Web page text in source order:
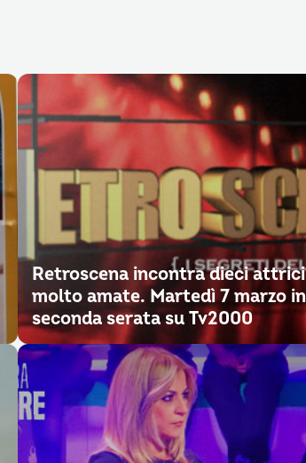
Retroscena incontra dieci attrici
molto amate. Martedì 7 marzo in
seconda serata su Tv2000